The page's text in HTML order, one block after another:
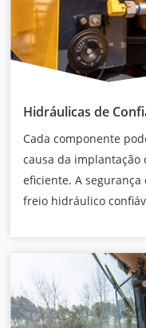
Hidráulicas de
Cada componente
causa da
eficiente. A
freio hidráulico